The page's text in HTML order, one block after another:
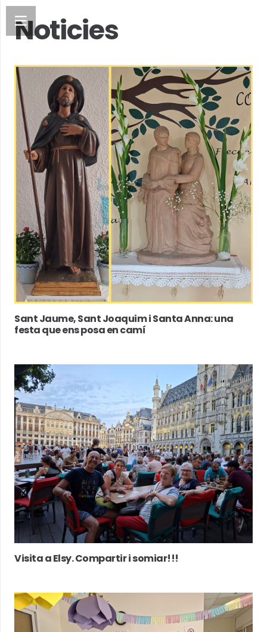
Noticies
Sant Jaume, Sant Joaquim i Santa Anna: una
festa que ens posa en camí
Visita a Elsy. Compartir i somiar!!!